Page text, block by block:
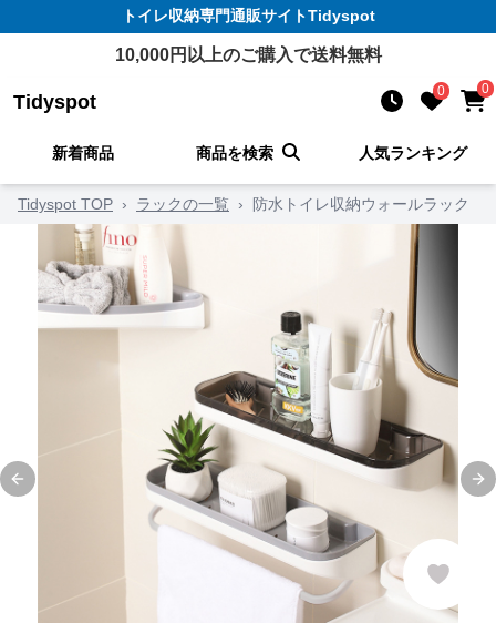
トイレ収納専門通販サイトTidyspot
10,000円以上のご購入で送料無料
Tidyspot 0 0
新着商品 商品を検索 人気ランキング
Tidyspot TOP › ラックの一覧 › 防水トイレ収納ウォールラック
Previous slide